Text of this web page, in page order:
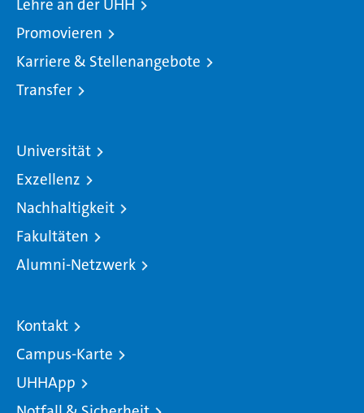
Lehre an der UHH
Promovieren
Karriere & Stellenangebote
Transfer
Universität
Exzellenz
Nachhaltigkeit
Fakultäten
Alumni-Netzwerk
Kontakt
Campus-Karte
UHHApp